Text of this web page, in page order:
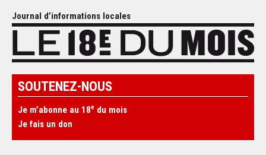
Journal d’informations locales
SOUTENEZ-NOUS
Je m’abonne au 18e du mois
Je fais un don